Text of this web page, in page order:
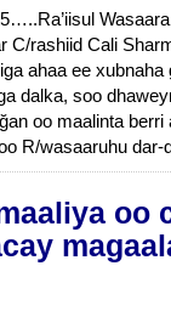
C/rashiid Cali
ahaa ee
dalka, soo
oo maalinta
R/wasaaruhu
oo